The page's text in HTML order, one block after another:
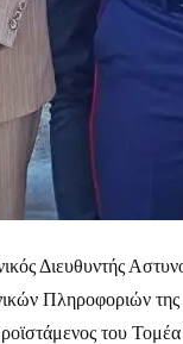
Διευθυντής
Πληροφοριών
του